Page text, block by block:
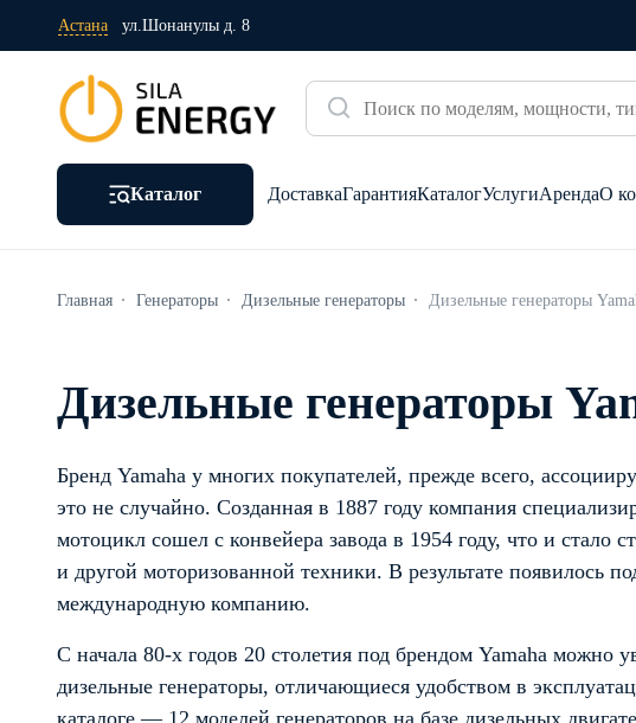
Астана ул.Шонанулы д. 8
Каталог ДоставкаГарантияКаталогУслугиАрендаО
Главная Генераторы Дизельные генераторы Дизельные генераторы
Дизельные генераторы
Бренд Yamaha у многих покупателей, прежде всего,
это не случайно. Созданная в 1887 году компания
мотоцикл сошел с конвейера завода в 1954 году, что и стало
и другой моторизованной техники. В результате появилось
международную компанию.
С начала 80-х годов 20 столетия под брендом Yamaha можно
дизельные генераторы, отличающиеся удобством в
каталоге — 12 моделей генераторов на базе дизельных